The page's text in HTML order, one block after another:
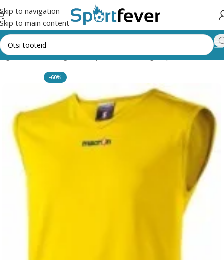
Skip to navigation
Skip to main content
Pallimängud Korvpall Vormid, särgid , püksid Macron
-60%